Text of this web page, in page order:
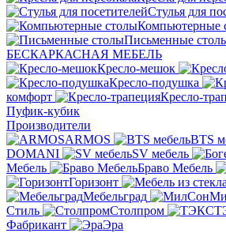
Стулья для
Компьютерные
Письменные
БЕСКАРКАСНАЯ МЕБЕЛЬ
Кресло-мешок
Кресло-подушка
комфорт
Кресло-
Пуфик-кубик
Производители
ARMOS
BTS
DOMANI
SV мебель
Мебель
Браво Мебель
Горизонт
Мебельград
Стиль
Столпром
Фабрикант
Эра